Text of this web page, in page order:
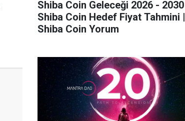
Shiba Coin Geleceği 2026 - 2030 |
Shiba Coin Hedef Fiyat Tahmini |
Shiba Coin Yorum